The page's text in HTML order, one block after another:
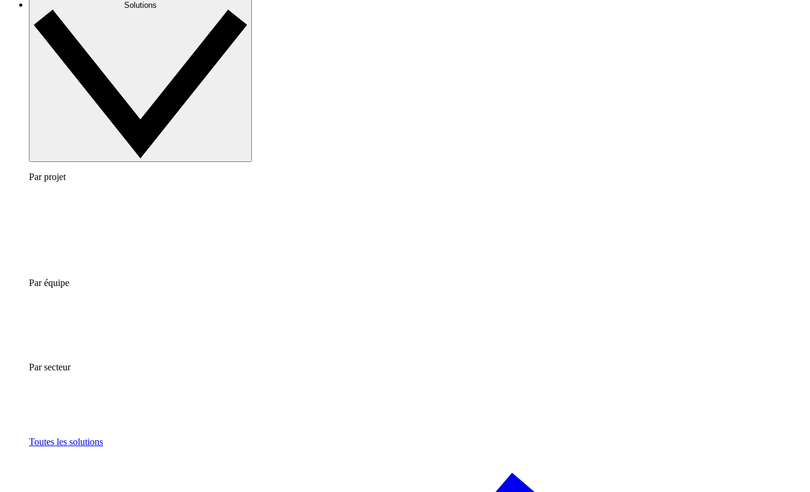
Solutions
Par projet
Par équipe
Par secteur
Toutes les solutions